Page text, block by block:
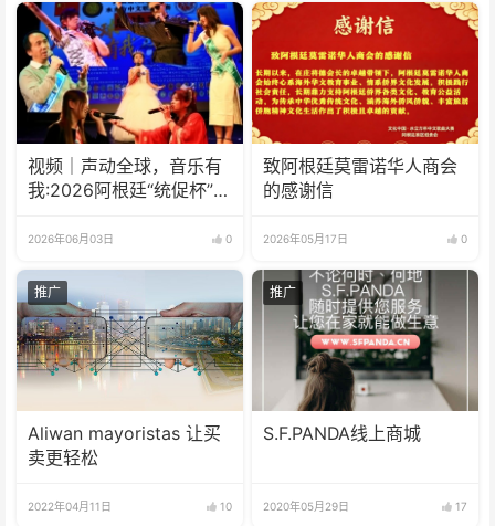
视频｜声动全球，音乐有
我:2026阿根廷“统促杯”水
圆满落幕
2026年06月03日 0
致阿根廷莫雷诺华人商会
的感谢信
2026年05月17日 0
推广
Aliwan mayoristas 让买
卖更轻松
2022年04月11日 10
推广
S.F.PANDA线上商城
2020年05月29日 17